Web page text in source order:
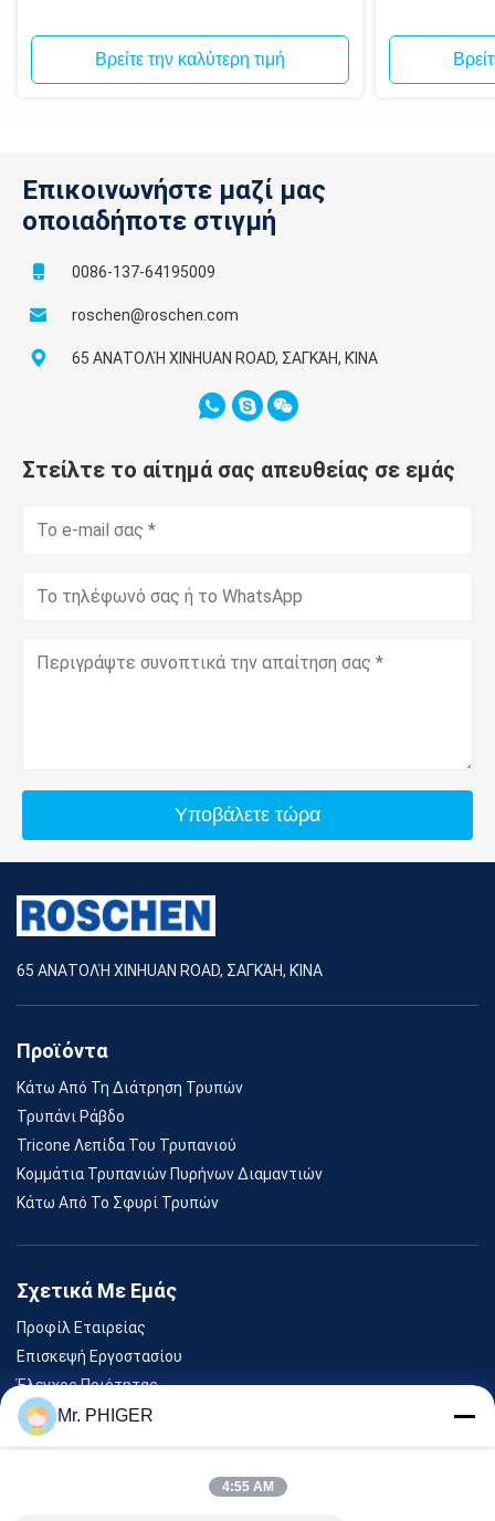
Βρείτε την καλύτερη τιμή
Επικοινωνήστε μαζί μας
οποιαδήποτε στιγμή
0086-137-64195009
roschen@roschen.com
65 ΑΝΑΤΟΛΉ XINHUAN ROAD, ΣΑΓΚΆΗ, ΚΊΝΑ
Στείλτε το αίτημά σας απευθείας σε εμάς
Υποβάλετε τώρα
65 ΑΝΑΤΟΛΉ XINHUAN ROAD, ΣΑΓΚΆΗ, ΚΊΝΑ
Προϊόντα
Κάτω Από Τη Διάτρηση Τρυπών
Τρυπάνι Ράβδο
Tricone Λεπίδα Του Τρυπανιού
Κομμάτια Τρυπανιών Πυρήνων Διαμαντιών
Κάτω Από Το Σφυρί Τρυπών
Σχετικά Με Εμάς
Προφίλ Εταιρείας
Επισκεψή Εργοστασίου
Έλεγχος Ποιότητας
SitemapMr. PHIGER
4:55 AM